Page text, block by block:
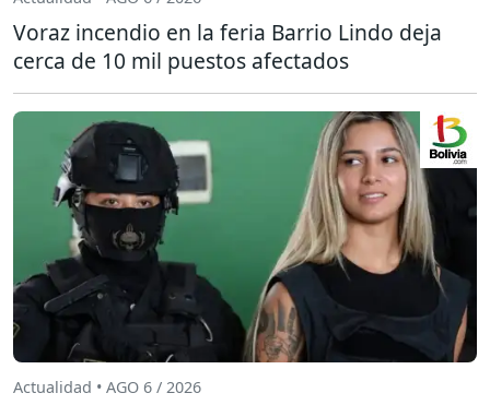
Voraz incendio en la feria Barrio Lindo deja
cerca de 10 mil puestos afectados
Actualidad • AGO 6 / 2026